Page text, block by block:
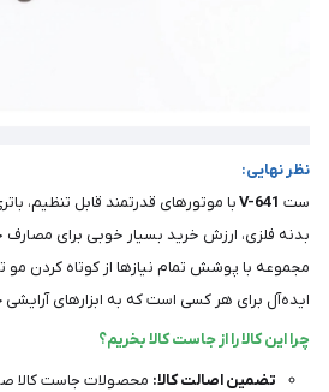
نظر نهایی:
ست V-641با موتورهای قدرتمند قابل تنظیم،
بدنه فلزی، ارزش خرید بسیار خوبی برای مصارف
مجموعه با پوشش تمام نیازها از کوتاه کردن مو
ایده‌آل برای هر کسی است که به ابزارهای آرایشی
چرا این کالا را از جاست کالا بخریم؟
تضمین اصالت کالا: محصولات جاست کالا